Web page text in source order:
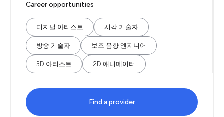
Career opportunities
디지털 아티스트 시각 기술자
방송 기술자 보조 음향 엔지니어
3D 아티스트 2D 애니메이터
Find a provider